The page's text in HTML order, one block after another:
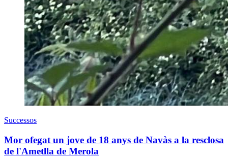
Successos
Mor ofegat un jove de 18 anys de Navàs a la resclosa
de l'Ametlla de Merola